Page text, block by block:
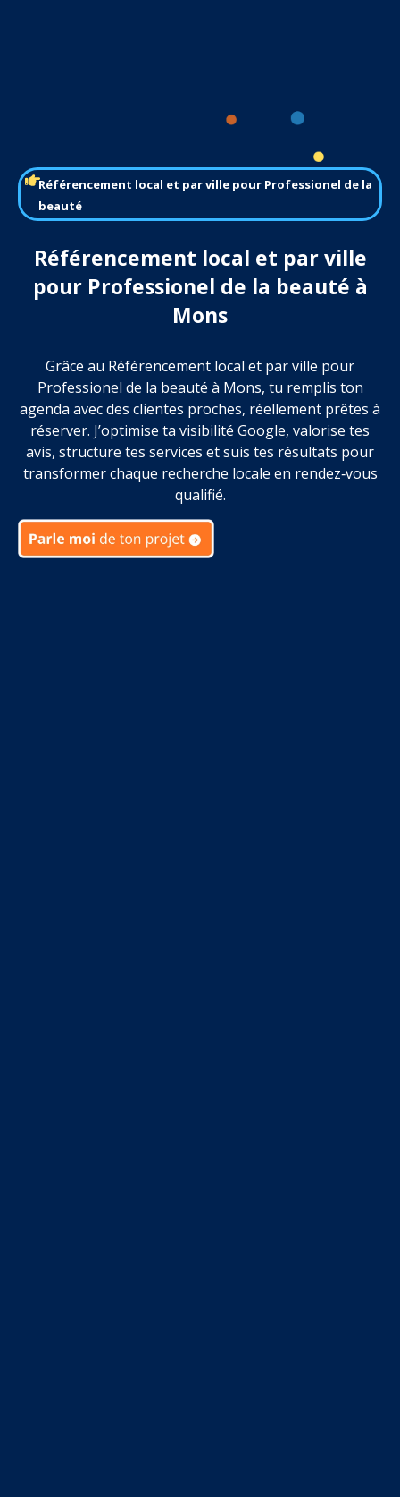
Référencement local et par ville pour Professionel de la
beauté
Référencement local et par ville
pour Professionel de la beauté à
Mons
Grâce au Référencement local et par ville pour
Professionel de la beauté à Mons, tu remplis ton
agenda avec des clientes proches, réellement prêtes à
réserver. J’optimise ta visibilité Google, valorise tes
avis, structure tes services et suis tes résultats pour
transformer chaque recherche locale en rendez‑vous
qualifié.